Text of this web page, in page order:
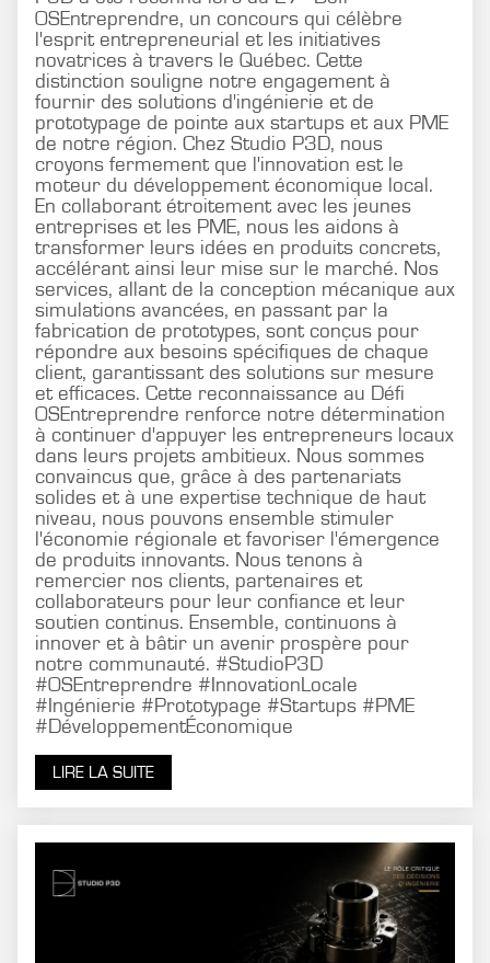
OSEntreprendre, un concours qui célèbre
l'esprit entrepreneurial et les initiatives
novatrices à travers le Québec. Cette
distinction souligne notre engagement à
fournir des solutions d'ingénierie et de
prototypage de pointe aux startups et aux PME
de notre région. Chez Studio P3D, nous
croyons fermement que l'innovation est le
moteur du développement économique local.
En collaborant étroitement avec les jeunes
entreprises et les PME, nous les aidons à
transformer leurs idées en produits concrets,
accélérant ainsi leur mise sur le marché. Nos
services, allant de la conception mécanique aux
simulations avancées, en passant par la
fabrication de prototypes, sont conçus pour
répondre aux besoins spécifiques de chaque
client, garantissant des solutions sur mesure
et efficaces. Cette reconnaissance au Défi
OSEntreprendre renforce notre détermination
à continuer d'appuyer les entrepreneurs locaux
dans leurs projets ambitieux. Nous sommes
convaincus que, grâce à des partenariats
solides et à une expertise technique de haut
niveau, nous pouvons ensemble stimuler
l'économie régionale et favoriser l'émergence
de produits innovants. Nous tenons à
remercier nos clients, partenaires et
collaborateurs pour leur confiance et leur
soutien continus. Ensemble, continuons à
innover et à bâtir un avenir prospère pour
notre communauté. #StudioP3D
#OSEntreprendre #InnovationLocale
#Ingénierie #Prototypage #Startups #PME
#DéveloppementÉconomique
LIRE LA SUITE